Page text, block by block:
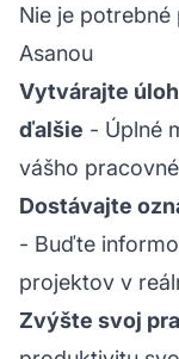
Nie je potrebné
Asanou
Vytvárajte
ďalšie - Úplné
vášho
Dostávajte
- Buďte
projektov v
Zvýšte svoj